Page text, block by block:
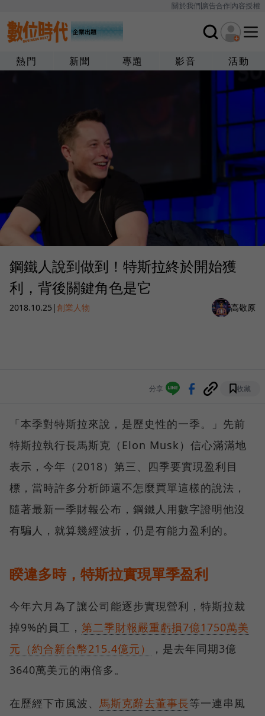
關於我們廣告合作內容授權
熱門 新聞 專題 影音 活動
鋼鐵人說到做到！特斯拉終於開始獲
利，背後關鍵角色是它
2018.10.25 |創業人物 高敬原
分享 收藏
「本季對特斯拉來說，是歷史性的一季。」先前
特斯拉執行長馬斯克（Elon Musk）信心滿滿地
表示，今年（2018）第三、四季要實現盈利目
標，當時許多分析師還不怎麼買單這樣的說法，
隨著最新一季財報公布，鋼鐵人用數字證明他沒
有騙人，就算幾經波折，仍是有能力盈利的。
睽違多時，特斯拉實現單季盈利
今年六月為了讓公司能逐步實現營利，特斯拉裁
掉9%的員工， 第二季財報嚴重虧損7億1750萬美
元（約合新台幣215.4億元）
，是去年同期3億
3640萬美元的兩倍多。
在歷經下市風波、 馬斯克辭去董事長等一連串風